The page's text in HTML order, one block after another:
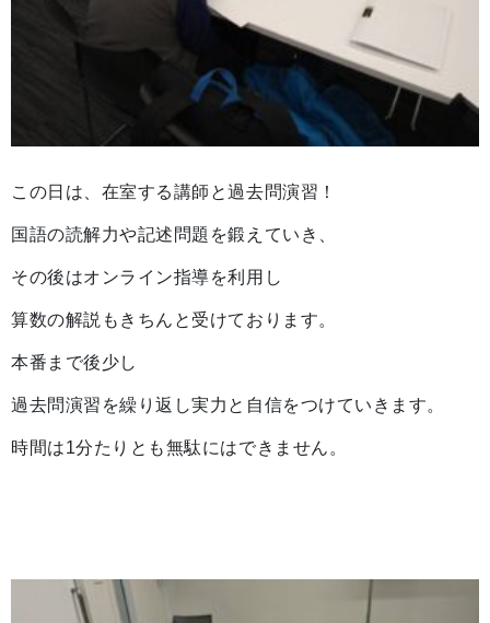
この日は、在室する講師と過去問演習！
国語の読解力や記述問題を鍛えていき、
その後はオンライン指導を利用し
算数の解説もきちんと受けております。
本番まで後少し
過去問演習を繰り返し実力と自信をつけていきます。
時間は1分たりとも無駄にはできません。